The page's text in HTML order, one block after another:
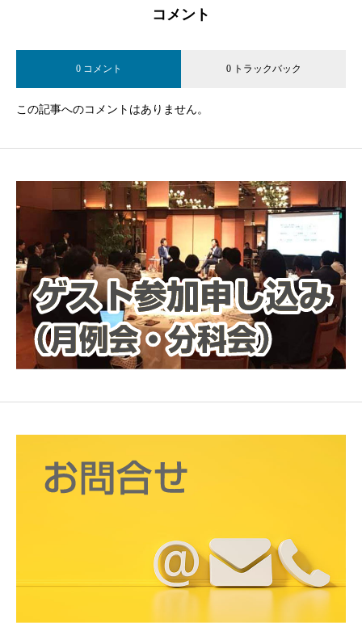
コメント
0 コメント 0 トラックバック
この記事へのコメントはありません。